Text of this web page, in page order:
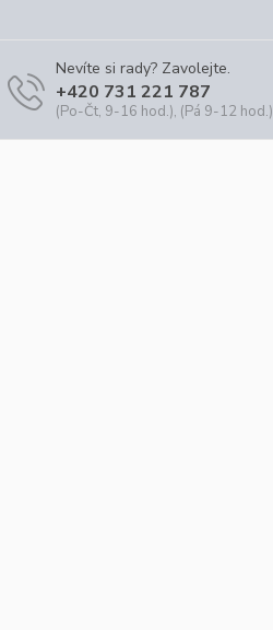
Nevíte si rady? Zavolejte.
+420 731 221 787
(Po-Čt, 9-16 hod.), (Pá 9-12 hod.)